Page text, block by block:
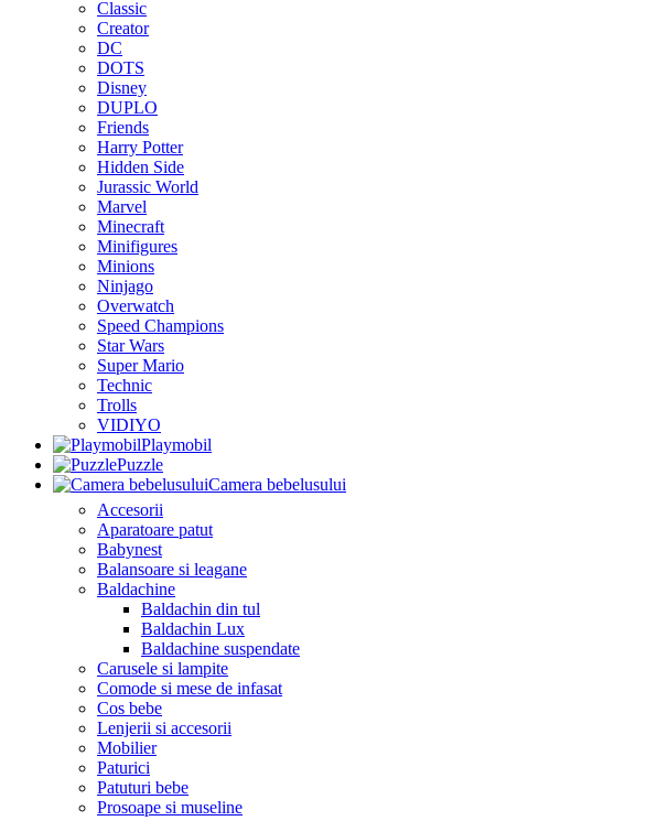
Classic
Creator
DC
DOTS
Disney
DUPLO
Friends
Harry Potter
Hidden Side
Jurassic World
Marvel
Minecraft
Minifigures
Minions
Ninjago
Overwatch
Speed Champions
Star Wars
Super Mario
Technic
Trolls
VIDIYO
Playmobil
Puzzle
Camera bebelusului
Accesorii
Aparatoare patut
Babynest
Balansoare si leagane
Baldachine
Baldachin din tul
Baldachin Lux
Baldachine suspendate
Carusele si lampite
Comode si mese de infasat
Cos bebe
Lenjerii si accesorii
Mobilier
Paturici
Patuturi bebe
Prosoape si museline